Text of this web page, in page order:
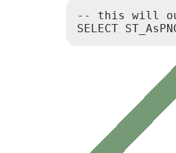
-- this will
SELECT